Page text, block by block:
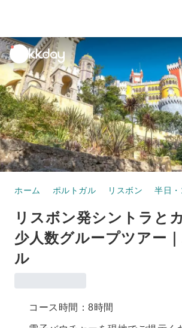
unread
notifications
ホーム ポルトガル リスボン 半日
リスボン発シントラと
少人数グループツアー
ル
コース時間：8時間